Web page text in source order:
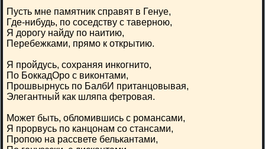
Пусть мне памятник справят в Генуе,
Где-нибудь, по соседству с таверною,
Я дорогу найду по наитию,
Перебежками, прямо к открытию.
Я пройдусь, сохраняя инкогнито,
По БоккадОро с виконтами,
Прошвырнусь по БалбИ пританцовывая,
Элегантный как шляпа фетровая.
Может быть, обломившись с романсами,
Я прорвусь по канцонам со стансами,
Пропою на рассвете белькантами,